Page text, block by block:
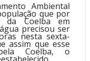
Ambiental
que por
da Coelba em
precisou ser
nesta sexta-
assim que esse
Coelba, o